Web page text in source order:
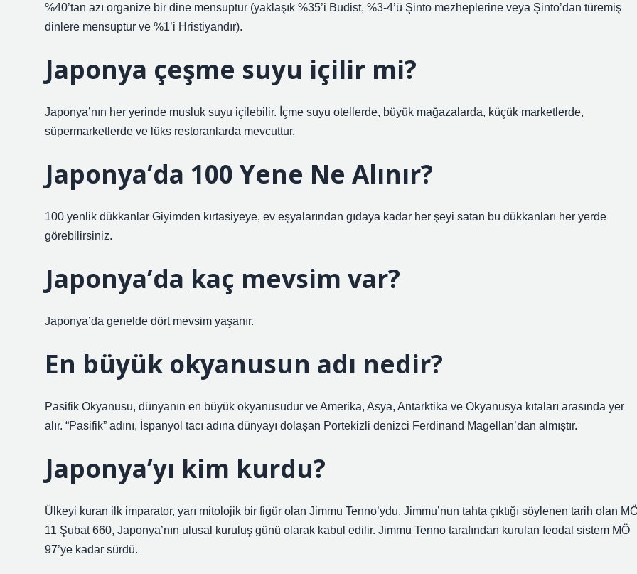
%40’tan azı organize bir dine mensuptur (yaklaşık %35’i Budist, %3-4’ü Şinto mezheplerine veya Şinto’dan türemiş
dinlere mensuptur ve %1’i Hristiyandır).
Japonya çeşme suyu içilir mi?
Japonya’nın her yerinde musluk suyu içilebilir. İçme suyu otellerde, büyük mağazalarda, küçük marketlerde,
süpermarketlerde ve lüks restoranlarda mevcuttur.
Japonya’da 100 Yene Ne Alınır?
100 yenlik dükkanlar Giyimden kırtasiyeye, ev eşyalarından gıdaya kadar her şeyi satan bu dükkanları her yerde
görebilirsiniz.
Japonya’da kaç mevsim var?
Japonya’da genelde dört mevsim yaşanır.
En büyük okyanusun adı nedir?
Pasifik Okyanusu, dünyanın en büyük okyanusudur ve Amerika, Asya, Antarktika ve Okyanusya kıtaları arasında yer
alır. “Pasifik” adını, İspanyol tacı adına dünyayı dolaşan Portekizli denizci Ferdinand Magellan’dan almıştır.
Japonya’yı kim kurdu?
Ülkeyi kuran ilk imparator, yarı mitolojik bir figür olan Jimmu Tenno’ydu. Jimmu’nun tahta çıktığı söylenen tarih olan
11 Şubat 660, Japonya’nın ulusal kuruluş günü olarak kabul edilir. Jimmu Tenno tarafından kurulan feodal sistem MÖ
97’ye kadar sürdü.